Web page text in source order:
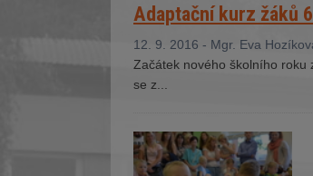
Adaptační kurz žáků
12. 9. 2016 - Mgr. Eva
Začátek nového školního roku
se z...